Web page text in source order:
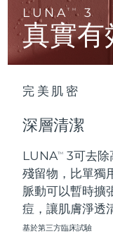
LUNATM 3
真實有
完美肌密
深層清潔
LUNATM
3可去除
殘留物，比單獨
脈動可以暫時擴
痘，讓肌膚淨透
基於第三方臨床試驗
全部購買
關於我們
日本
澤西島
黎巴嫩
立陶宛